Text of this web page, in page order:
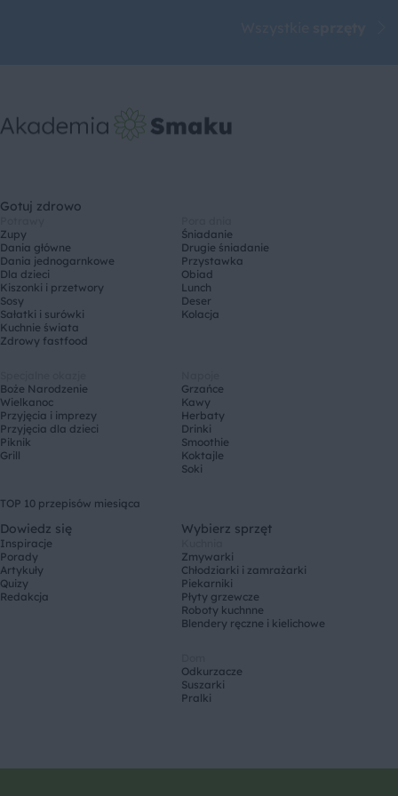
Gotuj zdrowo
Zupy
Dania główne
Dania jednogarnkowe
Dla dzieci
Kiszonki i przetwory
Sosy
Sałatki i surówki
Kuchnie świata
Zdrowy fastfood
Śniadanie
Drugie śniadanie
Przystawka
Obiad
Lunch
Deser
Kolacja
Boże Narodzenie
Wielkanoc
Przyjęcia i imprezy
Przyjęcia dla dzieci
Piknik
Grill
Grzańce
Kawy
Herbaty
Drinki
Smoothie
Koktajle
Soki
TOP 10 przepisów miesiąca
Dowiedz się
Inspiracje
Porady
Artykuły
Quizy
Redakcja
Wybierz sprzęt
Zmywarki
Chłodziarki i zamrażarki
Piekarniki
Płyty grzewcze
Roboty kuchnne
Blendery ręczne i kielichowe
Odkurzacze
Suszarki
Pralki